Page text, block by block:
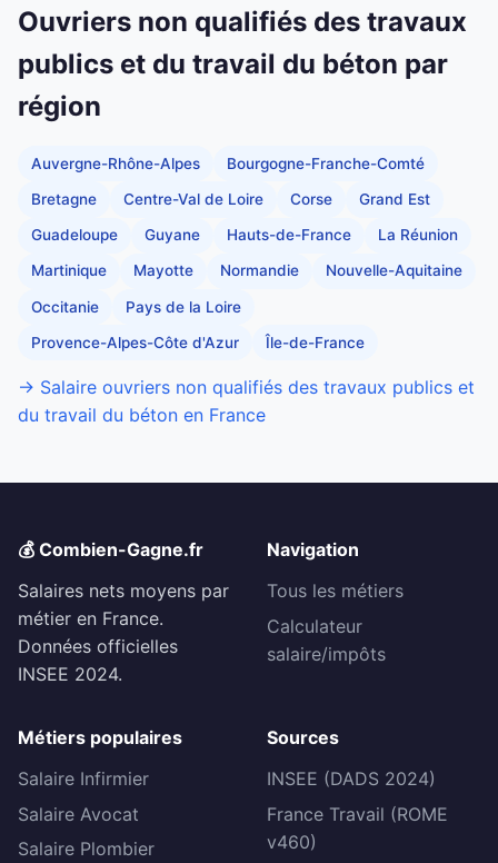
Ouvriers non qualifiés des travaux
publics et du travail du béton par
région
Auvergne-Rhône-Alpes Bourgogne-Franche-Comté
Bretagne Centre-Val de Loire Corse Grand Est
Guadeloupe Guyane Hauts-de-France La Réunion
Martinique Mayotte Normandie Nouvelle-Aquitaine
Occitanie Pays de la Loire
Provence-Alpes-Côte d'Azur Île-de-France
→ Salaire ouvriers non qualifiés des travaux publics et
du travail du béton en France
💰 Combien-Gagne.fr
Salaires nets moyens par
métier en France.
Données officielles
INSEE 2024.
Navigation
Tous les métiers
Calculateur
salaire/impôts
Métiers populaires
Salaire Infirmier
Salaire Avocat
Salaire Plombier
Sources
INSEE (DADS 2024)
France Travail (ROME
v460)